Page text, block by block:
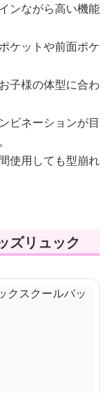
ンながら高い機能
ケットや前面ポケ
子様の体型に合わ
ビネーションが目
使用しても型崩れ
ズリュック